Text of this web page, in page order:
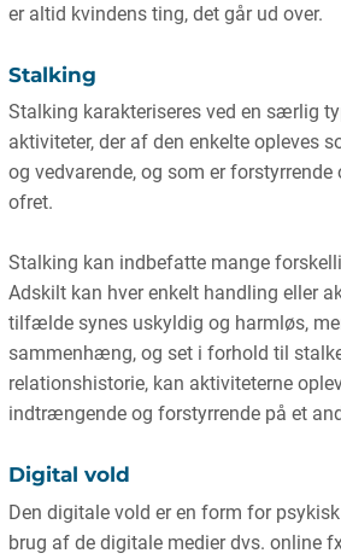
er altid kvindens ting, det går ud over.
Stalking
Stalking karakteriseres ved en særlig
aktiviteter, der af den enkelte opleves
og vedvarende, og som er
ofret.
Stalking kan indbefatte mange
Adskilt kan hver enkelt handling eller
tilfælde synes uskyldig og harmløs,
sammenhæng, og set i forhold til
relationshistorie, kan aktiviteterne
indtrængende og forstyrrende på et
Digital vold
Den digitale vold er en form for
brug af de digitale medier dvs. online